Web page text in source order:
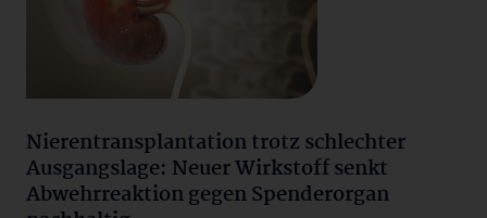
Nierentransplantation trotz schlechter
Ausgangslage: Neuer Wirkstoff senkt
Abwehrreaktion gegen Spenderorgan